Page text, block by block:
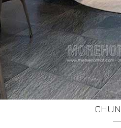
BIỆT